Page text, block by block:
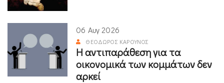
06 Αυγ 2026
ΘΕΌΔΩΡΟΣ ΚΑΡΟΎΝΟΣ
Η αντιπαράθεση για τα
οικονομικά των κομμάτων δεν
αρκεί